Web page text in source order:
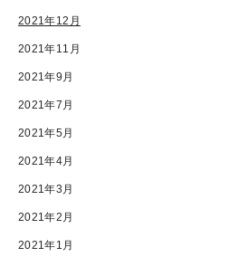
2021年12月
2021年11月
2021年9月
2021年7月
2021年5月
2021年4月
2021年3月
2021年2月
2021年1月